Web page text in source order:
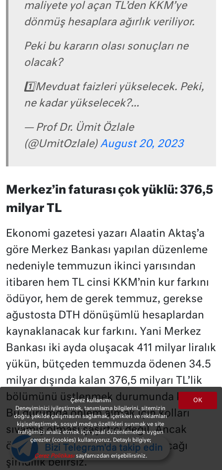
maliyete yol açan TL’den KKM’ye
dönmüş hesaplara ağırlık veriliyor.
Peki bu kararın olası sonuçları ne
olacak?
1️⃣Mevduat faizleri yükselecek. Peki,
ne kadar yükselecek?…
— Prof Dr. Ümit Özlale
(@UmitOzlale) August 20, 2023
Merkez’in faturası çok yüklü: 376,5
milyar TL
Ekonomi gazetesi yazarı Alaatin Aktaş’a
göre Merkez Bankası yapılan düzenleme
nedeniyle temmuzun ikinci yarısından
itibaren hem TL cinsi KKM’nin kur farkını
ödüyor, hem de gerek temmuz, gerekse
ağustosta DTH dönüşümlü hesaplardan
kaynaklanacak kur farkını. Yani Merkez
Bankası iki ayda oluşacak 411 milyar liralık
yükün, bütçeden temmuzda ödenen 34.5
milyar dışında kalan 376,5 milyarı TL’lik
bölümünü üstlenmek durumunda kalmış.
Bu durumda önlem almak için kolları
sıvamış olması şaşırtıcı değil. Ancak
önlemlerin işe yarayıp yaramayacağı
şimdilik belirsiz.
OK
Çerez kullanımı
Deneyiminizi iyileştirmek, tanımlama bilgilerini, sitemizin
doğru şekilde çalışmasını sağlamak, içerikleri ve reklamları
kişiselleştirmek, sosyal medya özellikleri sunmak ve site
trafiğimizi analiz etmek için yasal düzenlemelere uygun
çerezler (cookies) kullanıyoruz. Detaylı bilgiye;
Çerez Politikasısayfamızdan erişebilirsiniz.
Bizi Telegram'da takip edin